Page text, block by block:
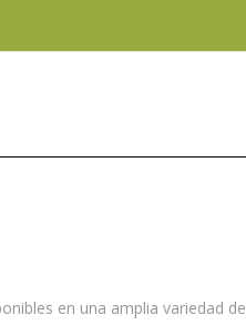
en una amplia variedad de